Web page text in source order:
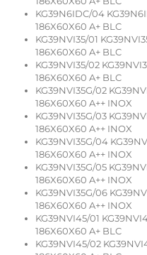
KG39N6IDC/04
186X60X60 A+ BLC
KG39NVI35/01
186X60X60 A+ BLC
KG39NVI35/02
186X60X60 A+ BLC
KG39NVI35G/02
186X60X60 A++ INOX
KG39NVI35G/03
186X60X60 A++ INOX
KG39NVI35G/04
186X60X60 A++ INOX
KG39NVI35G/05
186X60X60 A++ INOX
KG39NVI35G/06
186X60X60 A++ INOX
KG39NVI45/01
186X60X60 A+ BLC
KG39NVI45/02